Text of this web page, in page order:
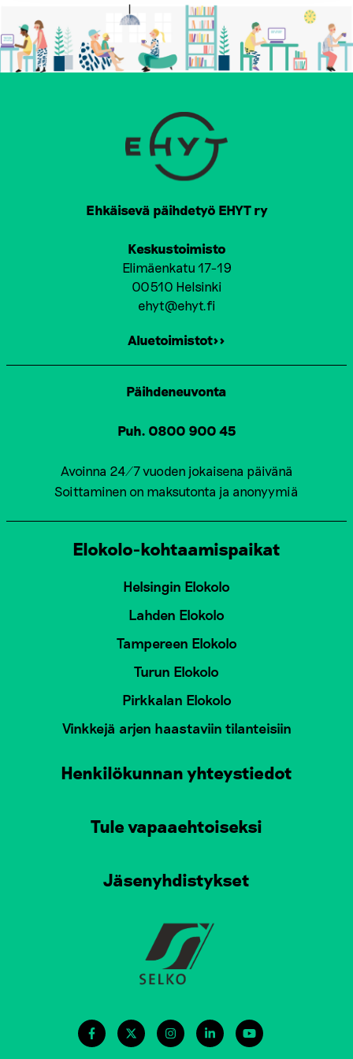
Ehkäisevä päihdetyö EHYT ry
Keskustoimisto
Elimäenkatu 17-19
00510 Helsinki
ehyt@ehyt.fi
Aluetoimistot>>
Päihdeneuvonta
Puh. 0800 900 45
Avoinna 24/7 vuoden jokaisena päivänä
Soittaminen on maksutonta ja anonyymiä
Elokolo-kohtaamispaikat
Helsingin Elokolo
Lahden Elokolo
Tampereen Elokolo
Turun Elokolo
Pirkkalan Elokolo
Vinkkejä arjen haastaviin tilanteisiin
Henkilökunnan yhteystiedot
Tule vapaaehtoiseksi
Jäsenyhdistykset